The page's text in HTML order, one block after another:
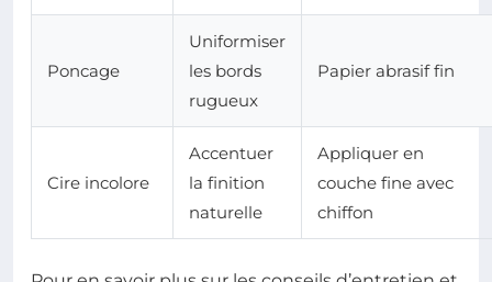
Poncage
Uniformiser
les bords
rugueux
Papier abrasif fin
Cire incolore
Accentuer
la finition
naturelle
Appliquer en
couche fine avec
chiffon